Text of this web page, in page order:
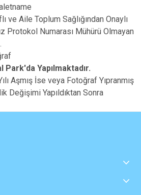
ve Aile Toplum Sağlığından Onaylı
Protokol Numarası Mühürü Olmayan
Yapılmaktadır.
Aşmış İse veya Fotoğraf Yıpranmış
Değişimi Yapıldıktan Sonra